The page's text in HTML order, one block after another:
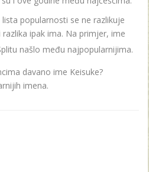
popularnosti se ne razlikuje
ipak ima. Na primjer, ime
našlo među najpopularnijima.
davano ime Keisuke?
imena.